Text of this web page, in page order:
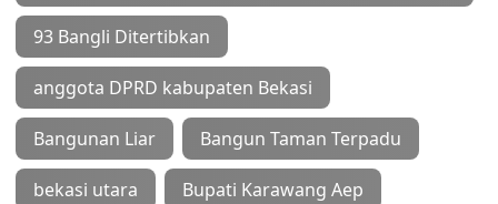
93 Bangli Ditertibkan
anggota DPRD kabupaten Bekasi
Bangunan Liar Bangun Taman Terpadu
bekasi utara Bupati Karawang Aep